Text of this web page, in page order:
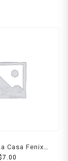
Casa Fenix
Pieza
7.00